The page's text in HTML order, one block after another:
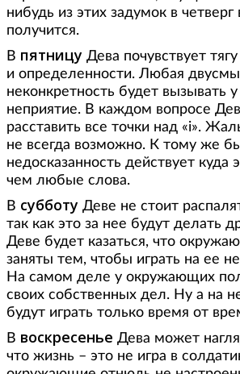
нибудь из этих задумок в четверг
получится.
В пятницу Дева почувствует
и определенности. Любая
неконкретность будет вызывать
неприятие. В каждом вопросе
расставить все точки над «i».
не всегда возможно. К тому же
недосказанность действует куда
чем любые слова.
В субботу Деве не стоит
так как это за нее будут делать
Деве будет казаться, что
заняты тем, чтобы играть на ее
На самом деле у окружающих
своих собственных дел. Ну а на
будут играть только время от
В воскресенье Дева может
что жизнь – это не игра в